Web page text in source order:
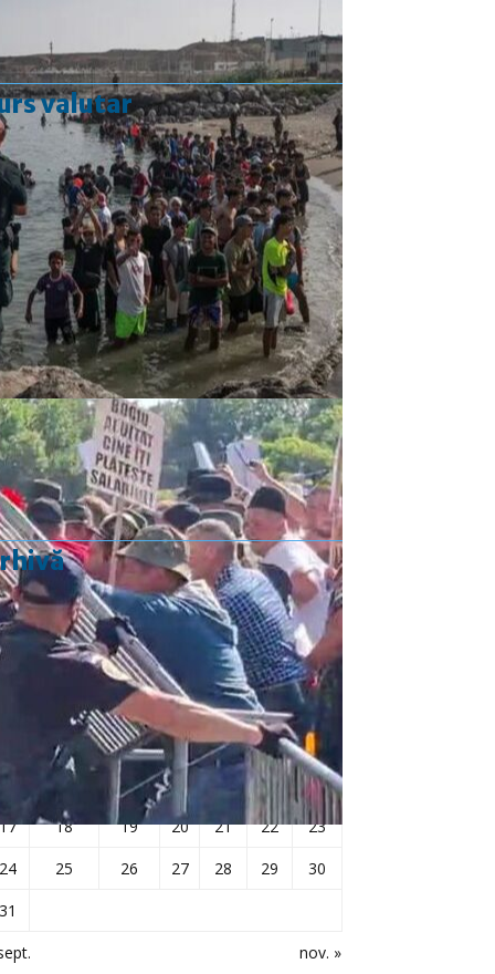
valutar
Curs valutar: 05 Aug 2026
EUR: 5,2489 RON
-0,0008 ▼
USD: 4,5480 RON
-0,0144 ▼
CHF : 5,6210 RON
-0,0093 ▼
GBP : 6,1244 RON
-0,0074 ▼
Convertor valutar
»
Rezultat: -
octombrie 2022
Ma Mi V S D
nov. »
1
2
4 5 6 7
9
12 13 15
16
18 19 20 21 22
23
25 26 27 28 29
30